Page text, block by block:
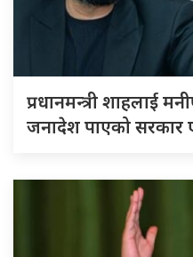
प्रधानमन्त्री शाहलाई
जनादेश पाएको सरकार